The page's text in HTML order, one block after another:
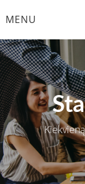
toMENU